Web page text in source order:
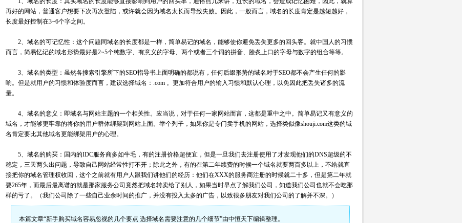
再好的网站，普通客户想要下次再次登陆，或许就会因为域名太长而导致失败。因此，一般而言，域名的长度肯定是越短越好，
长度最好控制在3~6个字之间。
2、域名的可记忆性：这个问题同域名的长度都是一样，简单易记的域名，能够使你避免丢失更多的回头客。就中国人的习惯
而言，简易忆记的域名形势最好是2~5个纯数字、有意义的字母、两个或者三个词的拼音、脍炙上口的字母与数字的组合等等。
3、域名的类型：虽然各搜索引擎所下的SEO指导书上面明确的都说有，任何后缀形势的域名对于SEO都不会产生任何的影
响。但是就用户的习惯和体验度而言，建议选择域名：.com 。更加符合用户的输入习惯和默认心理，以免因此把丢失诸多的流
量。
4、域名的意义：即域名与网站主题的一个相关性。应当说，对于任何一家网站而言，这都是重中之中。简单易记又有意义的
域名，才能够更牢靠的将你的用户群体绑架到网站上面。举个列子，如果你是专门卖手机的网站，选择类似像shouji.com这类的域
名肯定要比其他域名更能绑架用户的心理。
5、域名的购买：国内的IDC服务商多如牛毛，有的注册价格超便宜，但是一旦我们去注册使用了才发现他们的DNS超级的不
稳定，三天两头出问题，导致自己网站经常性打不开；除此之外，有的在第二年续费的时候一个域名就要两百多以上，不给就直
接把你的域名管理权收回，这个之前就有用户人跟我们讲他们的经历：他们在XXX的服务商注册的时候就二十多，但是第二年就
要265年，而最后最离谱的就是那家服务公司竟然把域名转卖给了别人，如果当时早点了解我们公司，知道我们公司也就不会吃那
样的亏了。（我们公司除了一些自己业余时间的推广，并没有投入太多的广告，以致很多朋友对我们公司的了解并不深。）
本篇文章“新手购买域名容易忽视的几个要点 选择域名需要注意的几个细节”由中恒天下编辑整理。